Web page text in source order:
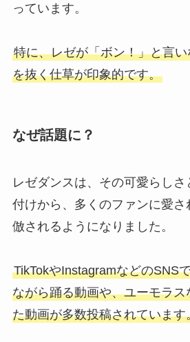
っています。
特に、レゼが「ボン！」と言
を抜く仕草が印象的です。
なぜ話題に？
レゼダンスは、その可愛らしさ
付けから、多くのファンに愛さ
倣されるようになりました。
TikTokやInstagramなどのSNS
ながら踊る動画や、ユーモラ
た動画が多数投稿されています